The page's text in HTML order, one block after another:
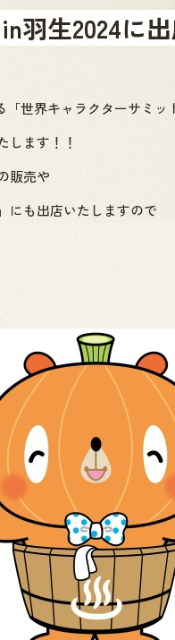
羽生2024に
「世界キャラクターサミッ
します！！
販売や
にも出店いたしますので